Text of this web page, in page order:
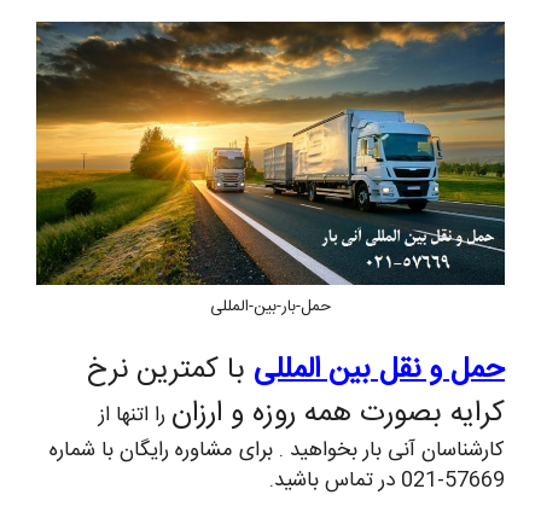
حمل-بار-بین-المللی
حمل و نقل بین المللی با کمترین نرخ
کرایه بصورت همه روزه و ارزان را اتنها از
کارشناسان آنی بار بخواهید . برای مشاوره رایگان با شماره
57669-021 در تماس باشید.